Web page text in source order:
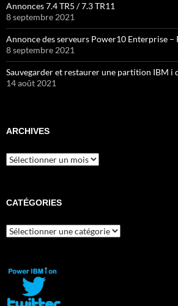
Annonces 7.4 TR5 / 7.3 TR11
8 septembre 2021
Annonce des serveurs Power10 Enterprise –
8 septembre 2021
Sauvegarder et restaurer une partition IBM i
14 août 2021
ARCHIVES
Archives
CATÉGORIES
Catégories